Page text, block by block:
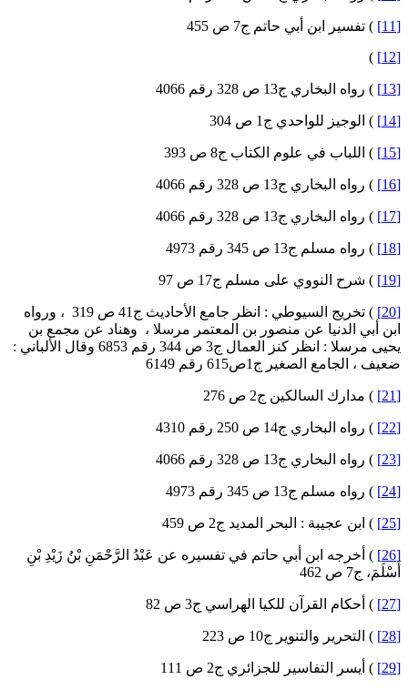
) تفسير ابن أبي حاتم ج7 ص 455
)
) رواه البخاري ج13 ص 328 رقم 4066
) الوجيز للواحدي ج1 ص 304
) اللباب في علوم الكتاب ج8 ص 393
) رواه البخاري ج13 ص 328 رقم 4066
) رواه البخاري ج13 ص 328 رقم 4066
) رواه مسلم ج13 ص 345 رقم 4973
) شرح النووي على مسلم ج17 ص 97
) تخريج السيوطي : انظر جامع الأحاديث ج41 ص 319 ، ورواه
أبي الدنيا عن منصور بن المعتمر مرسلا ، وهناد عن مجمع بن
يحيى مرسلا : انظر كنز العمال ج3 ص 344 رقم 6853 وقال الألباني :
، الجامع الصغير ج1ص615 رقم 6149
) مدارك السالكين ج2 ص 276
) رواه البخاري ج14 ص 250 رقم 4310
) رواه البخاري ج13 ص 328 رقم 4066
) رواه مسلم ج13 ص 345 رقم 4973
) ابن عجيبة : البحر المديد ج2 ص 459
) أخرجه ابن أبي حاتم في تفسيره عن عَبْدُ الرَّحْمَنِ بْنُ زَيْدِ بْنِ
ج7 ص 462
) أحكام القرآن للكيا الهراسي ج3 ص 82
) التحرير والتنوير ج10 ص 223
) أيسر التفاسير للجزائري ج2 ص 111